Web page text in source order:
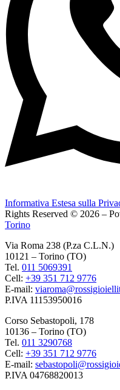
Informativa Estesa sulla
Rights Reserved © 2026 –
Torino
Via Roma 238 (P.za C.L.N.)
10121 – Torino (TO)
Tel. 011 5069391
Cell: +39 351 712 9776
E-mail:
P.IVA 11153950016
Corso Sebastopoli, 178
10136 – Torino (TO)
Tel. 011 3290768
Cell: +39 351 712 9776
E-mail:
P.IVA 04768820013